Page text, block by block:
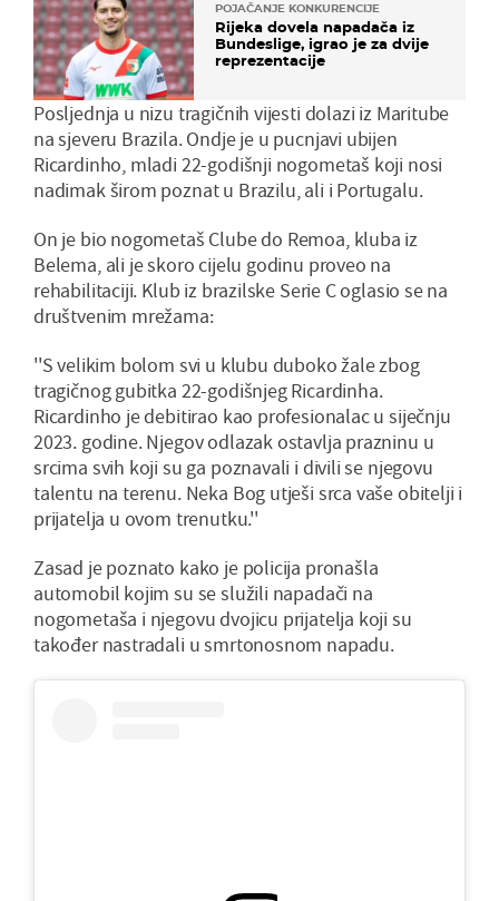
POJAČANJE KONKURENCIJE
Rijeka dovela napadača iz
Bundeslige, igrao je za dvije
reprezentacije
Posljednja u nizu tragičnih vijesti dolazi iz Maritube
na sjeveru Brazila. Ondje je u pucnjavi ubijen
Ricardinho, mladi 22-godišnji nogometaš koji nosi
nadimak širom poznat u Brazilu, ali i Portugalu.
On je bio nogometaš Clube do Remoa, kluba iz
Belema, ali je skoro cijelu godinu proveo na
rehabilitaciji. Klub iz brazilske Serie C oglasio se na
društvenim mrežama:
''S velikim bolom svi u klubu duboko žale zbog
tragičnog gubitka 22-godišnjeg Ricardinha.
Ricardinho je debitirao kao profesionalac u siječnju
2023. godine. Njegov odlazak ostavlja prazninu u
srcima svih koji su ga poznavali i divili se njegovu
talentu na terenu. Neka Bog utješi srca vaše obitelji i
prijatelja u ovom trenutku.''
Zasad je poznato kako je policija pronašla
automobil kojim su se služili napadači na
nogometaša i njegovu dvojicu prijatelja koji su
također nastradali u smrtonosnom napadu.